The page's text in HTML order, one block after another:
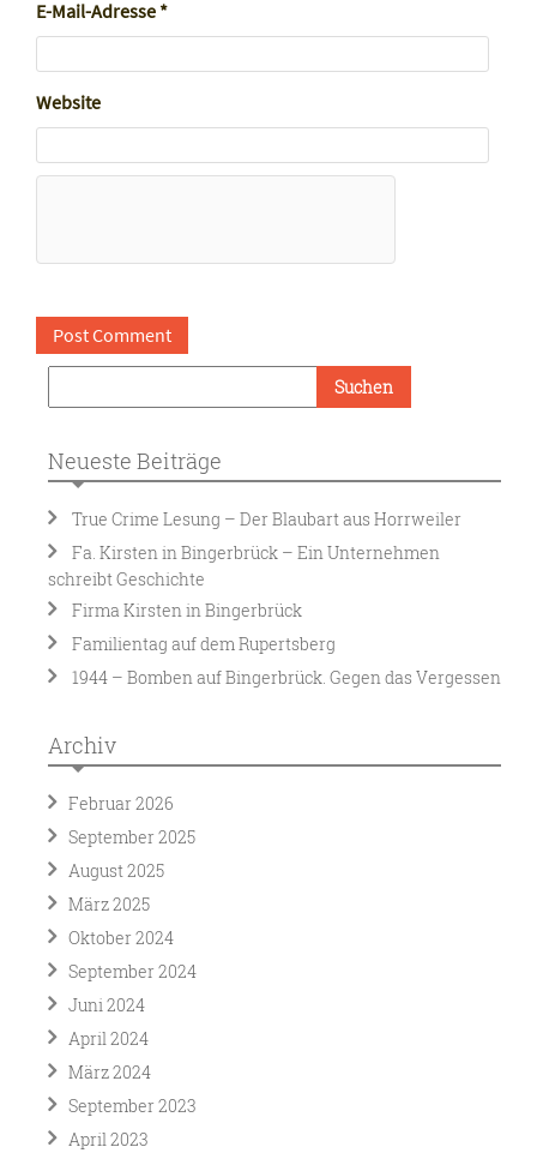
E-Mail-Adresse *
Website
Neueste Beiträge
True Crime Lesung – Der Blaubart aus Horrweiler
Fa. Kirsten in Bingerbrück – Ein Unternehmen
schreibt Geschichte
Firma Kirsten in Bingerbrück
Familientag auf dem Rupertsberg
1944 – Bomben auf Bingerbrück. Gegen das Vergessen
Archiv
Februar 2026
September 2025
August 2025
März 2025
Oktober 2024
September 2024
Juni 2024
April 2024
März 2024
September 2023
April 2023